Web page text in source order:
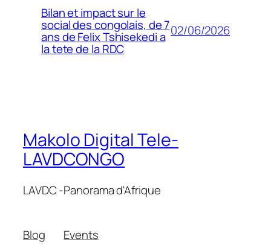
Bilan et impact sur le
social des congolais, de 7
ans de Felix Tshisekedi a
la tete de la RDC
02/06/2026
Makolo Digital Tele-
LAVDCONGO
LAVDC -Panorama d'Afrique
Blog
Events